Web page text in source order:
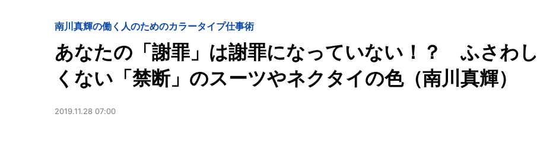
南川真輝の働く人のためのカラータイプ仕事術
あなたの「謝罪」は謝罪になっていない！？ ふさわし
くない「禁断」のスーツやネクタイの色（南川真輝）
2019.11.28 07:00